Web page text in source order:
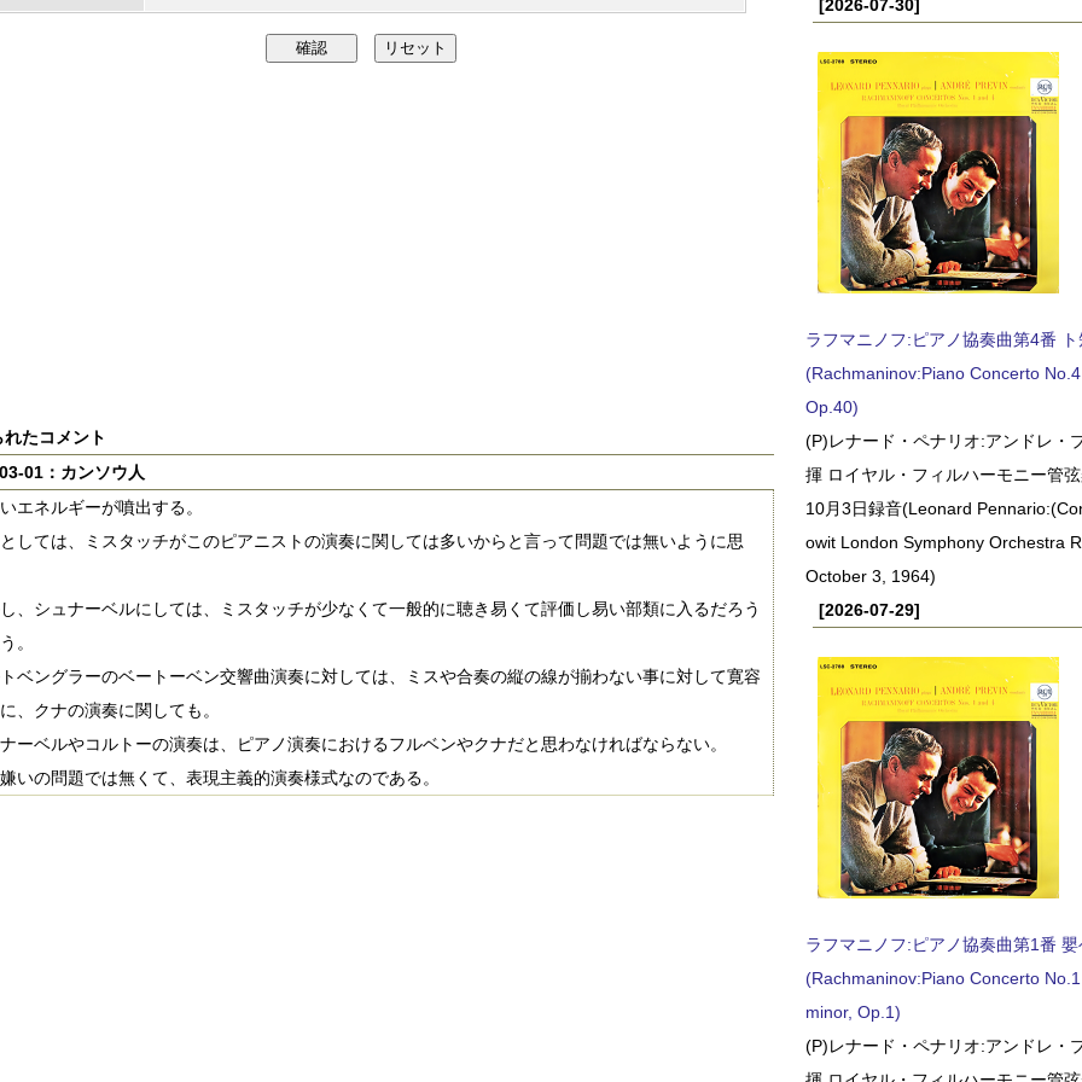
れたコメント
01：カンソウ人
エネルギーが噴出する。
しては、ミスタッチがこのピアニストの演奏に関しては多いからと言って問題では無いように思
、シュナーベルにしては、ミスタッチが少なくて一般的に聴き易くて評価し易い部類に入るだろう
。
ベングラーのベートーベン交響曲演奏に対しては、ミスや合奏の縦の線が揃わない事に対して寛容
、クナの演奏に関しても。
ーベルやコルトーの演奏は、ピアノ演奏におけるフルベンやクナだと思わなければならない。
いの問題では無くて、表現主義的演奏様式なのである。
[2026-07-30]
ラフマニノフ:ピアノ協奏曲第4番
(Rachmaninov:Piano Concerto
Op.40)
(P)レナード・ペナリオ:アンドレ・
揮 ロイヤル・フィルハーモニー管
10月3日録音(Leonard
owit London Symphony Orchestra
October 3, 1964)
[2026-07-29]
ラフマニノフ:ピアノ協奏曲第1番
(Rachmaninov:Piano Concerto
minor, Op.1)
(P)レナード・ペナリオ:アンドレ・